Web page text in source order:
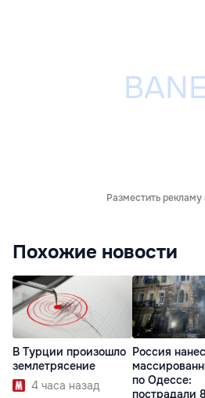
Разместить рекламу
Похожие новости
В Турции произошло
землетрясение
4 часа назад
Россия
по Одессе:
пострадали 8